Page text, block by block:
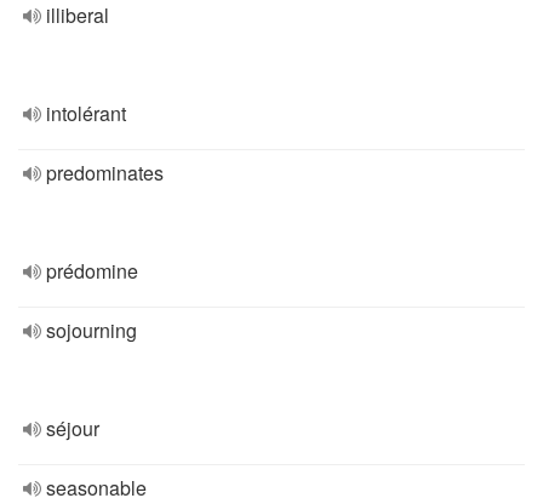
illiberal
intolérant
predominates
prédomine
sojourning
séjour
seasonable